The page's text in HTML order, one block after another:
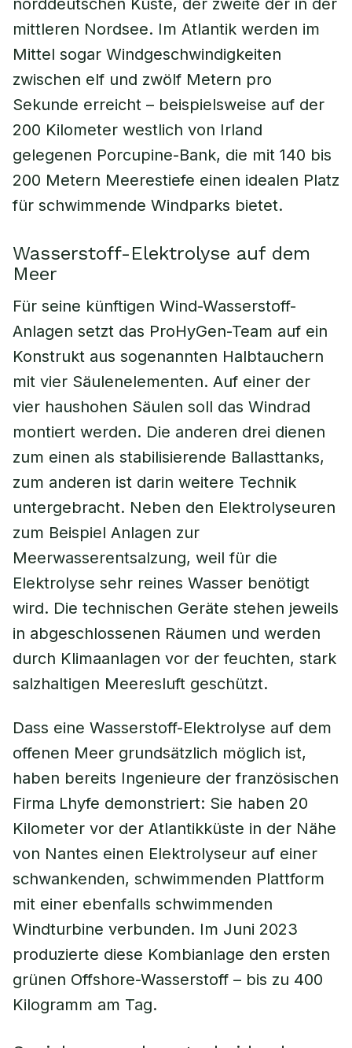
norddeutschen Küste, der zweite der in der
mittleren Nordsee. Im Atlantik werden im
Mittel sogar Windgeschwindigkeiten
zwischen elf und zwölf Metern pro
Sekunde erreicht – beispielsweise auf der
200 Kilometer westlich von Irland
gelegenen Porcupine-Bank, die mit 140 bis
200 Metern Meerestiefe einen idealen Platz
für schwimmende Windparks bietet.
Wasserstoff-Elektrolyse auf dem
Meer
Für seine künftigen Wind-Wasserstoff-
Anlagen setzt das ProHyGen-Team auf ein
Konstrukt aus sogenannten Halbtauchern
mit vier Säulenelementen. Auf einer der
vier haushohen Säulen soll das Windrad
montiert werden. Die anderen drei dienen
zum einen als stabilisierende Ballasttanks,
zum anderen ist darin weitere Technik
untergebracht. Neben den Elektrolyseuren
zum Beispiel Anlagen zur
Meerwasserentsalzung, weil für die
Elektrolyse sehr reines Wasser benötigt
wird. Die technischen Geräte stehen jeweils
in abgeschlossenen Räumen und werden
durch Klimaanlagen vor der feuchten, stark
salzhaltigen Meeresluft geschützt.
Dass eine Wasserstoff-Elektrolyse auf dem
offenen Meer grundsätzlich möglich ist,
haben bereits Ingenieure der französischen
Firma Lhyfe demonstriert: Sie haben 20
Kilometer vor der Atlantikküste in der Nähe
von Nantes einen Elektrolyseur auf einer
schwankenden, schwimmenden Plattform
mit einer ebenfalls schwimmenden
Windturbine verbunden. Im Juni 2023
produzierte diese Kombianlage den ersten
grünen Offshore-Wasserstoff – bis zu 400
Kilogramm am Tag.